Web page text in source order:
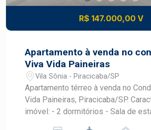
R$ 147.000,00 V
Apartamento à venda no
Viva Vida Paineiras
Vila Sônia - Piracicaba/SP
Apartamento térreo à venda no
Vida Paineiras, Piracicaba/SP. Características do
imóvel: - 2 dormitórios - Sala de